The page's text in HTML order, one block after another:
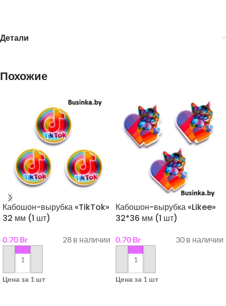
Детали
Похожие
Кабошон-вырубка «TikTok»
32 мм (1 шт)
0.70 Br 28 в наличии
в корзину
Цена за 1 шт
Кабошон-вырубка «Likee»
32*36 мм (1 шт)
0.70 Br 30 в наличии
в корзину
Цена за 1 шт